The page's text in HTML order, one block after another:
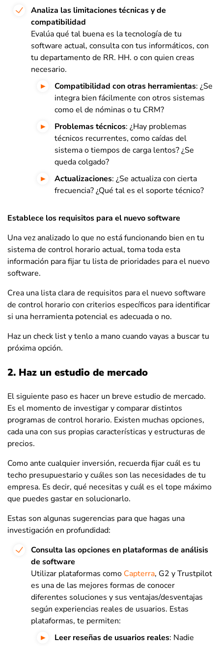
Analiza las limitaciones técnicas y de
compatibilidad
Evalúa qué tal buena es la tecnología de tu
software actual, consulta con tus informáticos, con
tu departamento de RR. HH. o con quien creas
necesario.
Compatibilidad con otras herramientas: ¿Se
integra bien fácilmente con otros sistemas
como el de nóminas o tu CRM?
Problemas técnicos: ¿Hay problemas
técnicos recurrentes, como caídas del
sistema o tiempos de carga lentos? ¿Se
queda colgado?
Actualizaciones: ¿Se actualiza con cierta
frecuencia? ¿Qué tal es el soporte técnico?
Establece los requisitos para el nuevo software
Una vez analizado lo que no está funcionando bien en tu
sistema de control horario actual, toma toda esta
información para fijar tu lista de prioridades para el nuevo
software.
Crea una lista clara de requisitos para el nuevo software
de control horario con criterios específicos para identificar
si una herramienta potencial es adecuada o no.
Haz un check list y tenlo a mano cuando vayas a buscar tu
próxima opción.
2. Haz un estudio de mercado
El siguiente paso es hacer un breve estudio de mercado.
Es el momento de investigar y comparar distintos
programas de control horario. Existen muchas opciones,
cada una con sus propias características y estructuras de
precios.
Como ante cualquier inversión, recuerda fijar cuál es tu
techo presupuestario y cuáles son las necesidades de tu
empresa. Es decir, qué necesitas y cuál es el tope máximo
que puedes gastar en solucionarlo.
Estas son algunas sugerencias para que hagas una
investigación en profundidad:
Consulta las opciones en plataformas de análisis
de software
Utilizar plataformas como Capterra, G2 y Trustpilot
es una de las mejores formas de conocer
diferentes soluciones y sus ventajas/desventajas
según experiencias reales de usuarios. Estas
plataformas, te permiten:
Leer reseñas de usuarios reales: Nadie